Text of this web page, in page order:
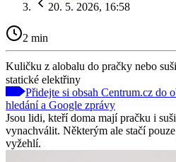
20. 5. 2026, 16:58
2 min
Kuličku z alobalu do pračky nebo
statické elektřiny
Přidejte si obsah Centrum.cz do
hledání a Google zprávy
Jsou lidi, kteří doma mají pračku i
vynachválit. Některým ale stačí
vyžehlí.